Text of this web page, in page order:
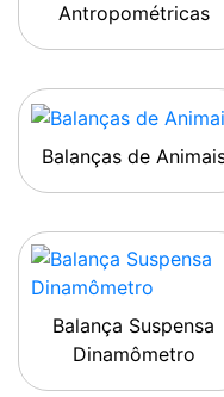
Antropométricas
Balanças de
Balança Suspensa
Dinamômetro